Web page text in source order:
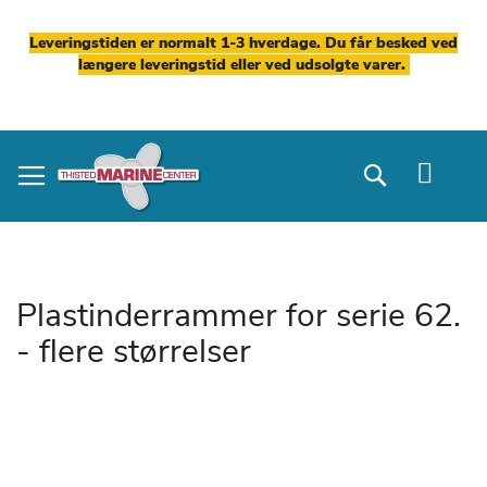
Leveringstiden er normalt 1-3 hverdage. Du får besked ved
længere leveringstid eller ved udsolgte varer.
to
Content
Search
Plastinderrammer for serie 62.
- flere størrelser